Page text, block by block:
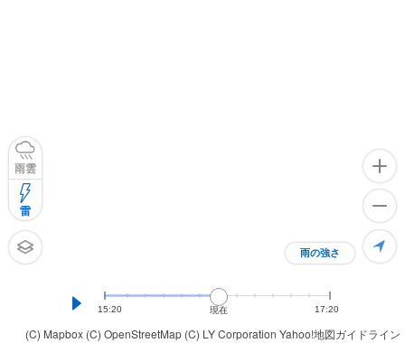
(C) Mapbox (C) OpenStreetMap (C) LY Corporation Yahoo!地図ガイドライン
雨の強さ
雨雲
雷
15:20 現在 17:20